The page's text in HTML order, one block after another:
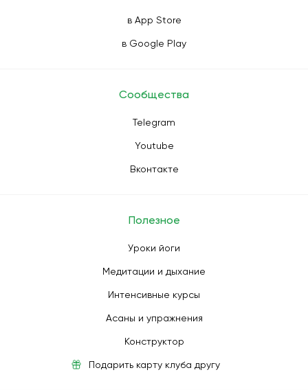
в App Store
в Google Play
Сообщества
Telegram
Youtube
Вконтакте
Полезное
Уроки йоги
Медитации и дыхание
Интенсивные курсы
Асаны и упражнения
Конструктор
Подарить карту клуба другу